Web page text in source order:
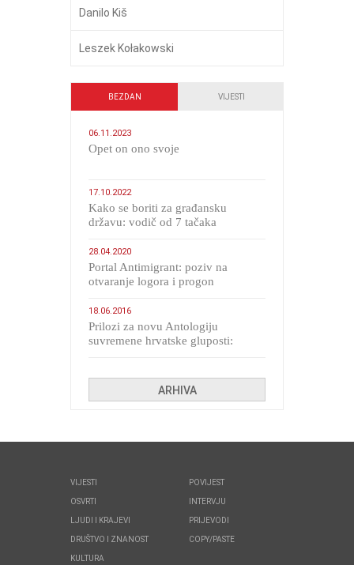
Danilo Kiš
Leszek Kołakowski
BEZDAN VIJESTI
06.11.2023
​Opet on ono svoje
17.10.2022
Kako se boriti za građansku
državu: vodič od 7 tačaka
28.04.2020
Portal Antimigrant: poziv na
otvaranje logora i progon
18.06.2016
Prilozi za novu Antologiju
suvremene hrvatske gluposti:
ARHIVA
VIJESTI
OSVRTI
LJUDI I KRAJEVI
DRUŠTVO I ZNANOST
KULTURA
POVIJEST
INTERVJU
PRIJEVODI
COPY/PASTE